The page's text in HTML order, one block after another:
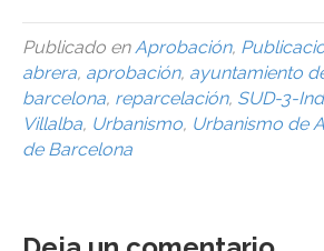
Publicado en Aprobación,
abrera, aprobación, ayuntamiento
barcelona, reparcelación, SUD-3-
Villalba, Urbanismo, Urbanismo de
de Barcelona